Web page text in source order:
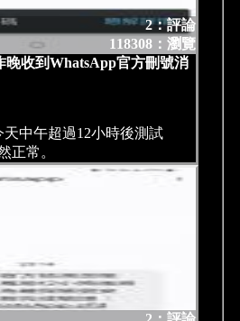
晚收到WhatsApp官方刪號消
2：評論
118308：瀏覽
天中午超過12小時後測試
正常。